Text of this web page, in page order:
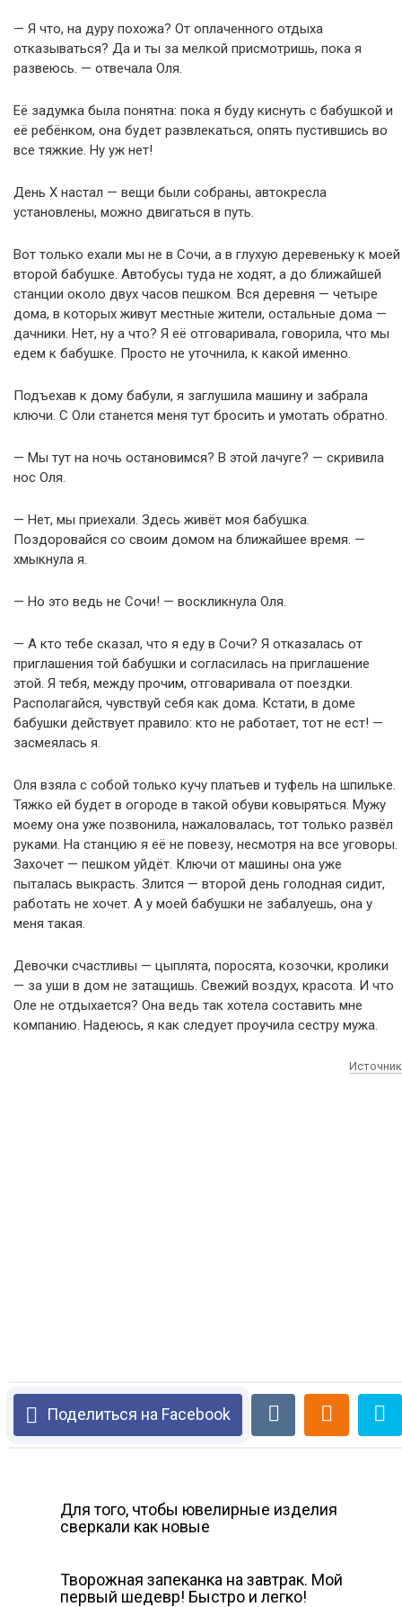
— Я что, на дуру похожа? От оплаченного отдыха
отказываться? Да и ты за мелкой присмотришь, пока я
развеюсь. — отвечала Оля.
Её задумка была понятна: пока я буду киснуть с бабушкой и
её ребёнком, она будет развлекаться, опять пустившись во
все тяжкие. Ну уж нет!
День Х настал — вещи были собраны, автокресла
установлены, можно двигаться в путь.
Вот только ехали мы не в Сочи, а в глухую деревеньку к моей
второй бабушке. Автобусы туда не ходят, а до ближайшей
станции около двух часов пешком. Вся деревня — четыре
дома, в которых живут местные жители, остальные дома —
дачники. Нет, ну а что? Я её отговаривала, говорила, что мы
едем к бабушке. Просто не уточнила, к какой именно.
Подъехав к дому бабули, я заглушила машину и забрала
ключи. С Оли станется меня тут бросить и умотать обратно.
— Мы тут на ночь остановимся? В этой лачуге? — скривила
нос Оля.
— Нет, мы приехали. Здесь живёт моя бабушка.
Поздоровайся со своим домом на ближайшее время. —
хмыкнула я.
— Но это ведь не Сочи! — воскликнула Оля.
— А кто тебе сказал, что я еду в Сочи? Я отказалась от
приглашения той бабушки и согласилась на приглашение
этой. Я тебя, между прочим, отговаривала от поездки.
Располагайся, чувствуй себя как дома. Кстати, в доме
бабушки действует правило: кто не работает, тот не ест! —
засмеялась я.
Оля взяла с собой только кучу платьев и туфель на шпильке.
Тяжко ей будет в огороде в такой обуви ковыряться. Мужу
моему она уже позвонила, нажаловалась, тот только развёл
руками. На станцию я её не повезу, несмотря на все уговоры.
Захочет — пешком уйдёт. Ключи от машины она уже
пыталась выкрасть. Злится — второй день голодная сидит,
работать не хочет. А у моей бабушки не забалуешь, она у
меня такая.
Девочки счастливы — цыплята, поросята, козочки, кролики
— за уши в дом не затащишь. Свежий воздух, красота. И что
Оле не отдыхается? Она ведь так хотела составить мне
компанию. Надеюсь, я как следует проучила сестру мужа.
Источник
Поделиться на Facebook
Для того, чтобы ювелирные изделия
сверкали как новые
Творожная запеканка на завтрак. Мой
первый шедевр! Быстро и легко!